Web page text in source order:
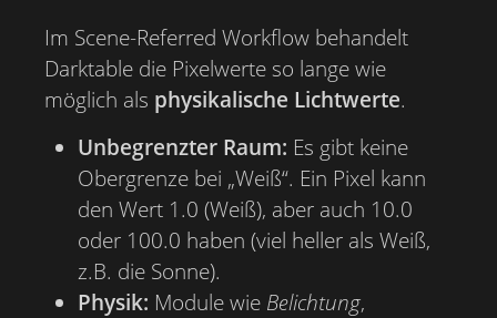
Im Scene-Referred Workflow behandelt
Darktable die Pixelwerte so lange wie
möglich als physikalische Lichtwerte.
Unbegrenzter Raum: Es gibt keine
Obergrenze bei „Weiß“. Ein Pixel kann
den Wert 1.0 (Weiß), aber auch 10.0
oder 100.0 haben (viel heller als Weiß,
z.B. die Sonne).
Physik: Module wie Belichtung,